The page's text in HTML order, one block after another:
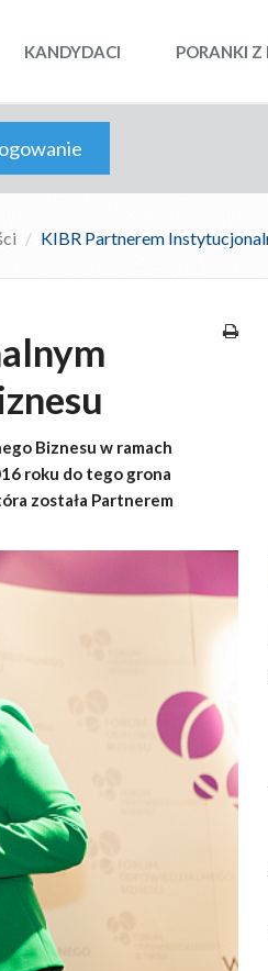
KANDYDACI PORANKI Z
KIBR Partnerem
Biznesu w ramach
roku do tego grona
została Partnerem